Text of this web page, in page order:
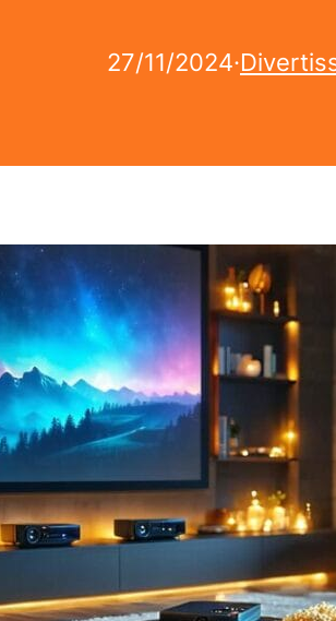
27/11/2024·